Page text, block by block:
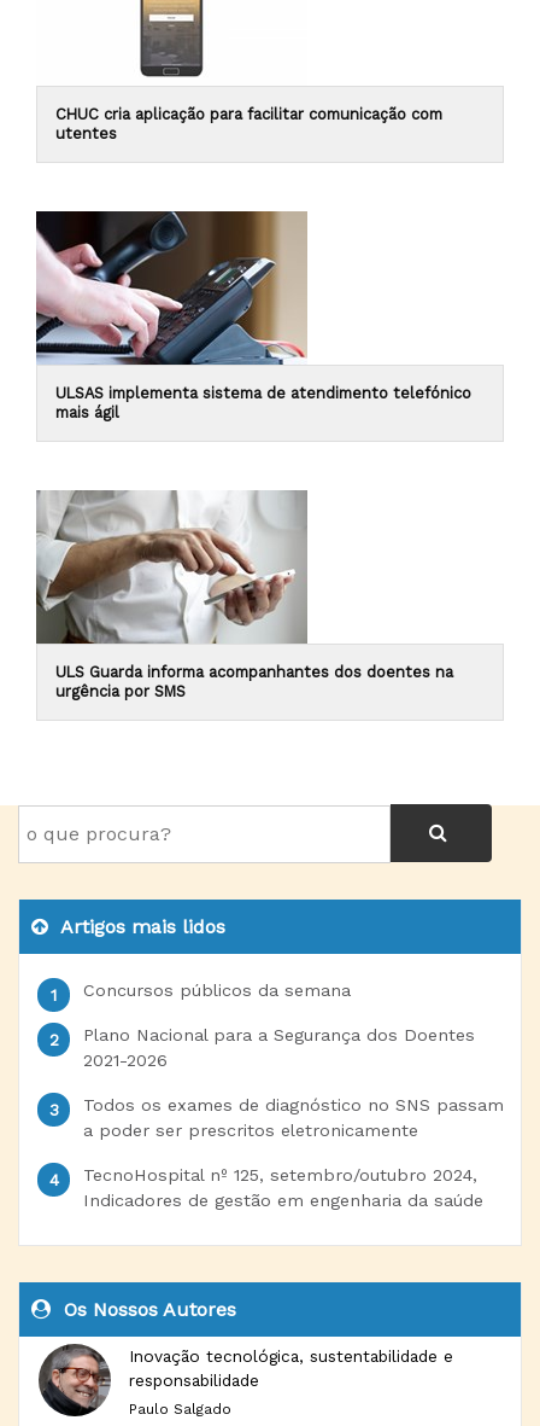
CHUC cria aplicação para facilitar comunicação com
utentes
ULSAS implementa sistema de atendimento telefónico
mais ágil
ULS Guarda informa acompanhantes dos doentes na
urgência por SMS
Artigos mais lidos
Concursos públicos da semana
Plano Nacional para a Segurança dos Doentes
2021-2026
Todos os exames de diagnóstico no SNS passam
a poder ser prescritos eletronicamente
TecnoHospital nº 125, setembro/outubro 2024,
Indicadores de gestão em engenharia da saúde
Os Nossos Autores
Inovação tecnológica, sustentabilidade e
responsabilidade
Paulo Salgado